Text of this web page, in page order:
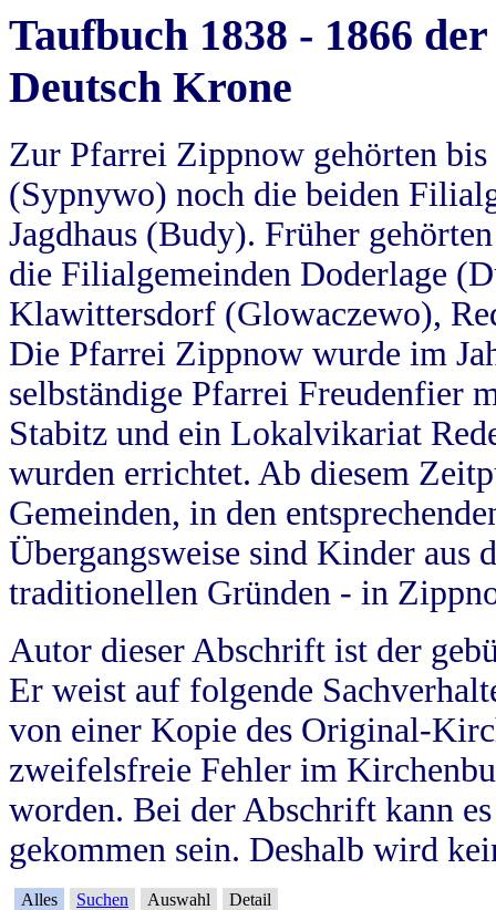
Taufbuch 1838 - 1866
Deutsch Krone
Zur Pfarrei Zippnow gehörten
(Sypnywo) noch die beiden
Jagdhaus (Budy). Früher
die Filialgemeinden Doderlage
Klawittersdorf (Glowaczewo),
Die Pfarrei Zippnow wurde im
selbständige Pfarrei Freudenfier
Stabitz und ein Lokalvikariat
wurden errichtet. Ab diesem
Gemeinden, in den
Übergangsweise sind Kinder aus
traditionellen Gründen - in
Autor dieser Abschrift ist der
Er weist auf folgende
von einer Kopie des Original-
zweifelsfreie Fehler im
worden. Bei der Abschrift kann
gekommen sein. Deshalb wird
Alles Suchen Auswahl Detail